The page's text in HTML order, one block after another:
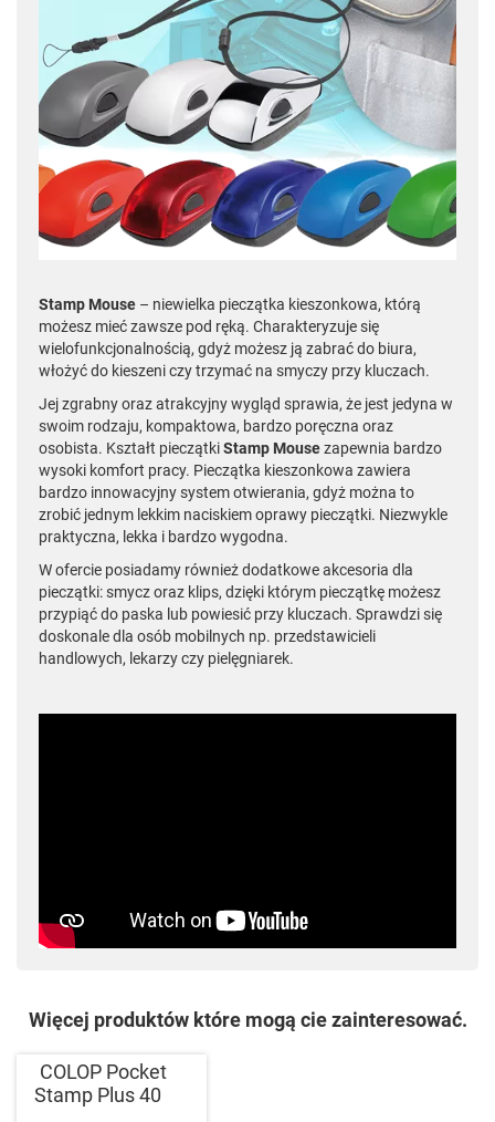
Stamp Mouse – niewielka pieczątka kieszonkowa, którą
możesz mieć zawsze pod ręką. Charakteryzuje się
wielofunkcjonalnością, gdyż możesz ją zabrać do biura,
włożyć do kieszeni czy trzymać na smyczy przy kluczach.
Jej zgrabny oraz atrakcyjny wygląd sprawia, że jest jedyna w
swoim rodzaju, kompaktowa, bardzo poręczna oraz
osobista. Kształt pieczątkiStamp Mousezapewnia bardzo
wysoki komfort pracy. Pieczątka kieszonkowa zawiera
bardzo innowacyjny system otwierania, gdyż można to
zrobić jednym lekkim naciskiem oprawy pieczątki. Niezwykle
praktyczna, lekka i bardzo wygodna.
W ofercie posiadamy również dodatkowe akcesoria dla
pieczątki: smycz oraz klips, dzięki którym pieczątkę możesz
przypiąć do paska lub powiesić przy kluczach. Sprawdzi się
doskonale dla osób mobilnych np. przedstawicieli
handlowych, lekarzy czy pielęgniarek.
Więcej produktów które mogą cie zainteresować.
COLOP Pocket
Stamp Plus 40